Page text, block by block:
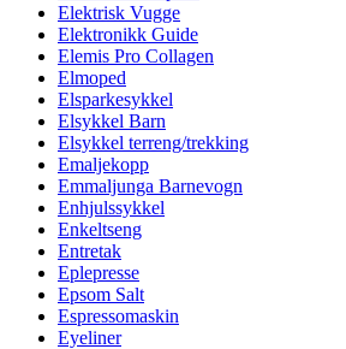
Elektrisk Vugge
Elektronikk Guide
Elemis Pro Collagen
Elmoped
Elsparkesykkel
Elsykkel Barn
Elsykkel terreng/trekking
Emaljekopp
Emmaljunga Barnevogn
Enhjulssykkel
Enkeltseng
Entretak
Eplepresse
Epsom Salt
Espressomaskin
Eyeliner